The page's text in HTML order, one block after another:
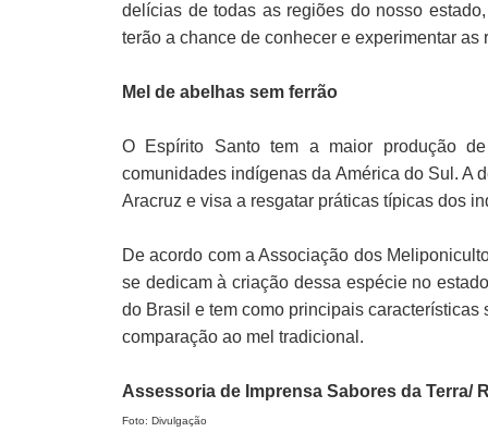
delícias de todas as regiões do nosso
terão a chance de conhecer e experimentar
Mel de abelhas sem ferrão
O Espírito Santo tem a maior produção
comunidades indígenas da América do Sul. A
Aracruz e visa a resgatar práticas típicas dos
De acordo com a Associação dos
se dedicam à criação dessa espécie no
do Brasil e tem como principais
comparação ao mel tradicional.
Assessoria de Imprensa Sabores da Terra/
Foto: Divulgação